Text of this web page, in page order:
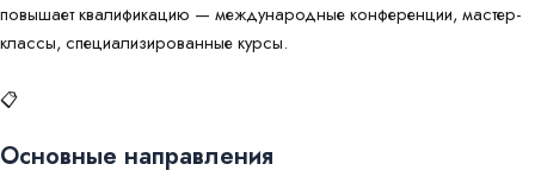
повышает квалификацию — международные конференции, мастер-
классы, специализированные курсы.
📋
Основные направления